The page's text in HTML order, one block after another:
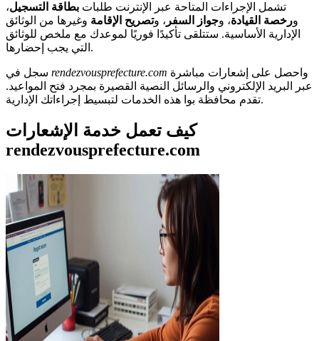
تشمل الإجراءات المتاحة عبر الإنترنت طلبات بطاقة التسجيل،
ورخصة القيادة، وجواز السفر ، وتصريح الإقامة وغيرها من الوثائق
الإدارية الأساسية. ستتلقى تأكيدًا فوريًا لموعدك مع ملخص للوثائق
التي يجب إحضارها.
rendezvousprefecture.com
عبر البريد الإلكتروني والرسائل النصية القصيرة بمجرد فتح المواعيد.
تقدم محافظة بوا هذه الخدمات لتبسيط إجراءاتك الإدارية.
كيف تعمل خدمة الإشعارات
rendezvousprefecture.com